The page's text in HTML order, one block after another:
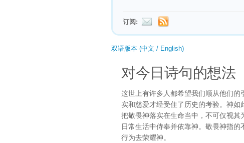
订阅:
双语版本 (中文 / English)
对今日诗句的想法
这世上有许多人都希望我们顺从他们
实和慈爱才经受住了历史的考验。神
把敬畏神落实在生命当中，不可仅视
日常生活中侍奉并依靠神。敬畏神指
行为去荣耀神。